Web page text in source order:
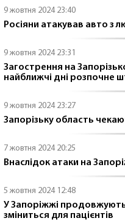
9 жовтня 2024 23:40
Росіяни атакував авто з
9 жовтня 2024 23:31
Загострення на
найближчі дні розпочне
9 жовтня 2024 23:27
Запорізьку область
7 жовтня 2024 20:25
Внаслідок атаки на
5 жовтня 2024 12:48
У Запоріжжі
зміниться для пацієнтів